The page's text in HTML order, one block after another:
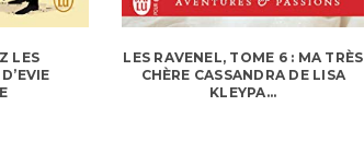
LES
LES RAVENEL, TOME 6 : MA TRÈS
CHÈRE CASSANDRA DE LISA
KLEYPA...